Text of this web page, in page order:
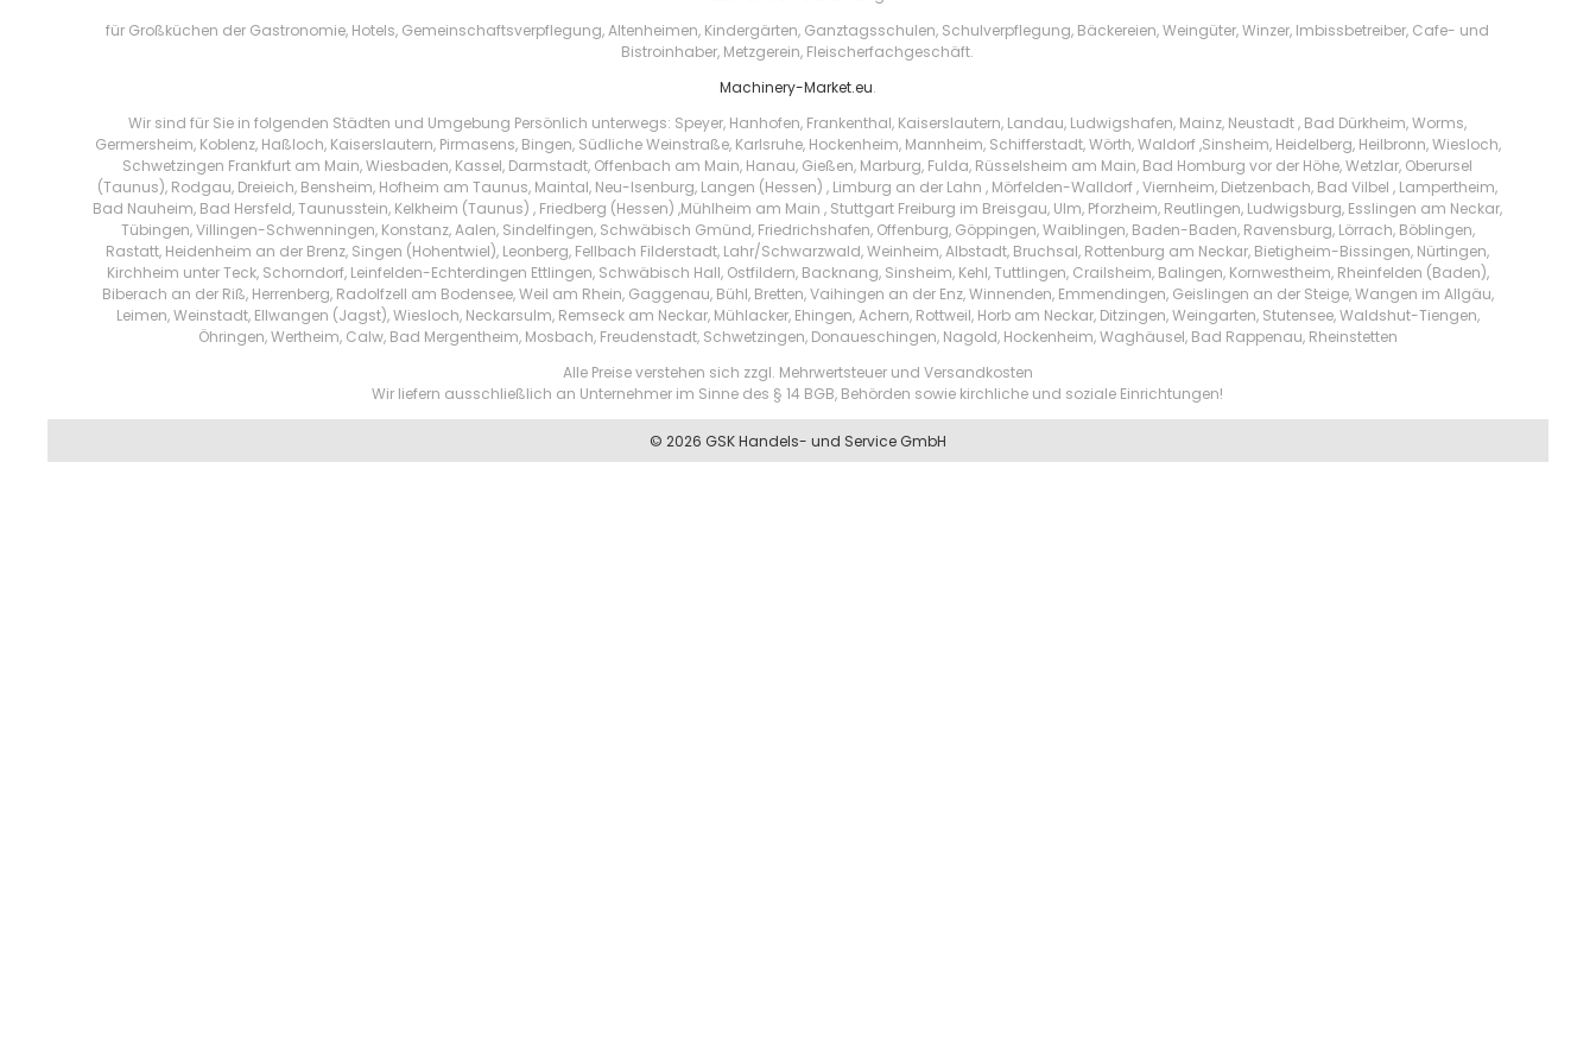
für Großküchen der Gastronomie, Hotels, Gemeinschaftsverpflegung, Altenheimen, Kindergärten, Ganztagsschulen, Schulverpflegung, Bäckereien, Weingüter, Winzer, Imbissbetreiber, Cafe- und
Bistroinhaber, Metzgerein, Fleischerfachgeschäft.
Machinery-Market.eu.
Wir sind für Sie in folgenden Städten und Umgebung Persönlich unterwegs: Speyer, Hanhofen, Frankenthal, Kaiserslautern, Landau, Ludwigshafen, Mainz, Neustadt , Bad Dürkheim, Worms,
Germersheim, Koblenz, Haßloch, Kaiserslautern, Pirmasens, Bingen, Südliche Weinstraße, Karlsruhe, Hockenheim, Mannheim, Schifferstadt, Wörth, Waldorf ,Sinsheim, Heidelberg, Heilbronn, Wiesloch,
Schwetzingen Frankfurt am Main, Wiesbaden, Kassel, Darmstadt, Offenbach am Main, Hanau, Gießen, Marburg, Fulda, Rüsselsheim am Main, Bad Homburg vor der Höhe, Wetzlar, Oberursel
(Taunus), Rodgau, Dreieich, Bensheim, Hofheim am Taunus, Maintal, Neu-Isenburg, Langen (Hessen) , Limburg an der Lahn , Mörfelden-Walldorf , Viernheim, Dietzenbach, Bad Vilbel , Lampertheim,
Bad Nauheim, Bad Hersfeld, Taunusstein, Kelkheim (Taunus) , Friedberg (Hessen) ,Mühlheim am Main , Stuttgart Freiburg im Breisgau, Ulm, Pforzheim, Reutlingen, Ludwigsburg, Esslingen am Neckar,
Tübingen, Villingen-Schwenningen, Konstanz, Aalen, Sindelfingen, Schwäbisch Gmünd, Friedrichshafen, Offenburg, Göppingen, Waiblingen, Baden-Baden, Ravensburg, Lörrach, Böblingen,
Rastatt, Heidenheim an der Brenz, Singen (Hohentwiel), Leonberg, Fellbach Filderstadt, Lahr/Schwarzwald, Weinheim, Albstadt, Bruchsal, Rottenburg am Neckar, Bietigheim-Bissingen, Nürtingen,
Kirchheim unter Teck, Schorndorf, Leinfelden-Echterdingen Ettlingen, Schwäbisch Hall, Ostfildern, Backnang, Sinsheim, Kehl, Tuttlingen, Crailsheim, Balingen, Kornwestheim, Rheinfelden (Baden),
Biberach an der Riß, Herrenberg, Radolfzell am Bodensee, Weil am Rhein, Gaggenau, Bühl, Bretten, Vaihingen an der Enz, Winnenden, Emmendingen, Geislingen an der Steige, Wangen im Allgäu,
Leimen, Weinstadt, Ellwangen (Jagst), Wiesloch, Neckarsulm, Remseck am Neckar, Mühlacker, Ehingen, Achern, Rottweil, Horb am Neckar, Ditzingen, Weingarten, Stutensee, Waldshut-Tiengen,
Öhringen, Wertheim, Calw, Bad Mergentheim, Mosbach, Freudenstadt, Schwetzingen, Donaueschingen, Nagold, Hockenheim, Waghäusel, Bad Rappenau, Rheinstetten
Alle Preise verstehen sich zzgl. Mehrwertsteuer und Versandkosten
Wir liefern ausschließlich an Unternehmer im Sinne des § 14 BGB, Behörden sowie kirchliche und soziale Einrichtungen!
© 2026 GSK Handels- und Service GmbH